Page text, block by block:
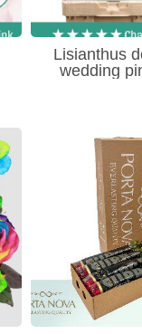
Lisianthus
wedding